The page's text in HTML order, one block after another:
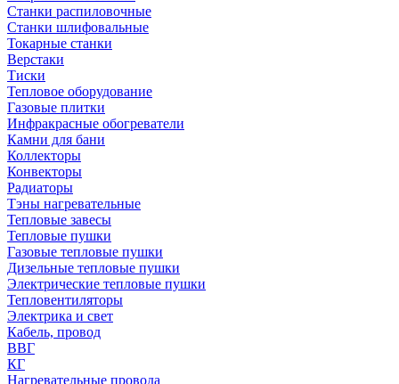
Станки распиловочные
Станки шлифовальные
Токарные станки
Верстаки
Тиски
Тепловое оборудование
Газовые плитки
Инфракрасные обогреватели
Камни для бани
Коллекторы
Конвекторы
Радиаторы
Тэны нагревательные
Тепловые завесы
Тепловые пушки
Газовые тепловые пушки
Дизельные тепловые пушки
Электрические тепловые пушки
Тепловентиляторы
Электрика и свет
Кабель, провод
ВВГ
КГ
Нагревательные провода